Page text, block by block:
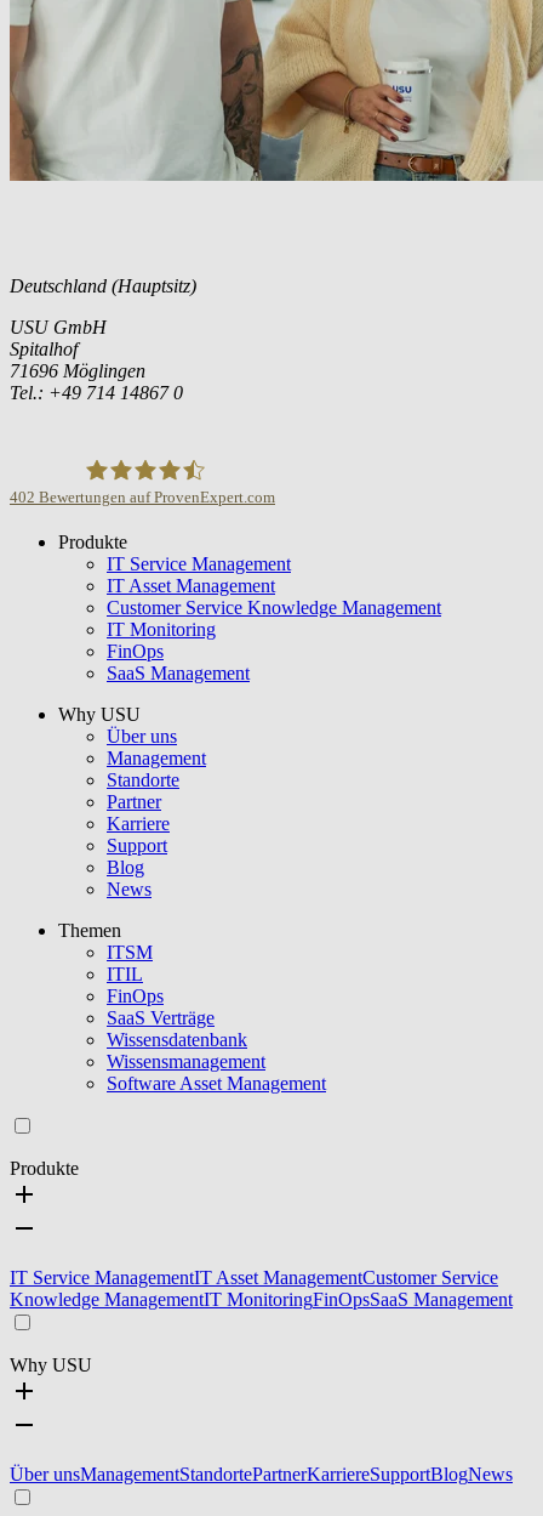
Deutschland (Hauptsitz)
USU GmbH
Spitalhof
71696 Möglingen
Tel.: +49 714 14867 0
USU GmbH
402 Bewertungen auf ProvenExpert.com
Produkte
IT Service Management
IT Asset Management
Customer Service Knowledge Management
IT Monitoring
FinOps
SaaS Management
Why USU
Über uns
Management
Standorte
Partner
Karriere
Support
Blog
News
Themen
ITSM
ITIL
FinOps
SaaS Verträge
Wissensdatenbank
Wissensmanagement
Software Asset Management
Produkte
IT Service ManagementIT Asset ManagementCustomer Service
Knowledge ManagementIT MonitoringFinOpsSaaS Management
Why USU
Über unsManagementStandortePartnerKarriereSupportBlogNews